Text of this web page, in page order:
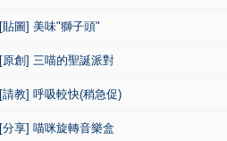
[貼圖] 美味"獅子頭"
[原創] 三喵的聖誕派對
[請教] 呼吸較快(稍急促)
[分享] 喵咪旋轉音樂盒